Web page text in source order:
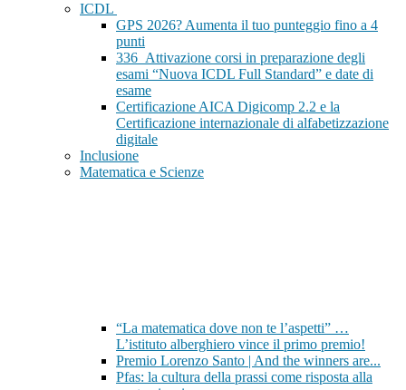
ICDL
GPS 2026? Aumenta il tuo punteggio fino a 4
punti
336_Attivazione corsi in preparazione degli
esami “Nuova ICDL Full Standard” e date di
esame
Certificazione AICA Digicomp 2.2 e la
Certificazione internazionale di alfabetizzazione
digitale
Inclusione
Matematica e Scienze
“La matematica dove non te l’aspetti” …
L’istituto alberghiero vince il primo premio!
Premio Lorenzo Santo | And the winners are...
Pfas: la cultura della prassi come risposta alla